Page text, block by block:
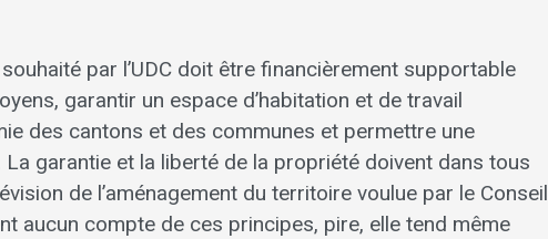
par l’UDC doit être financièrement supportable
garantir un espace d’habitation et de travail
des cantons et des communes et permettre une
garantie et la liberté de la propriété doivent dans tous
de l’aménagement du territoire voulue par le Conseil
aucun compte de ces principes, pire, elle tend même